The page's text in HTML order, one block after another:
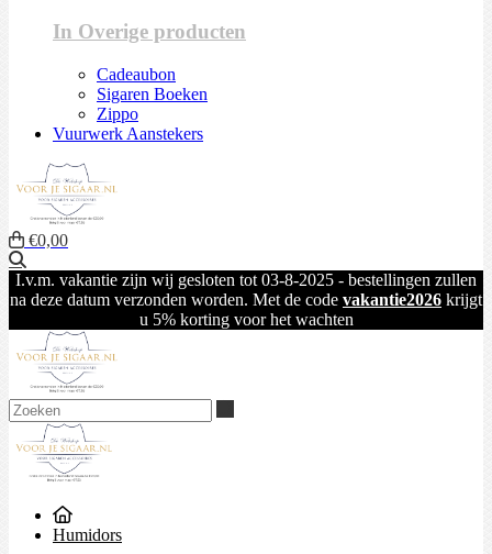
In Overige producten
Cadeaubon
Sigaren Boeken
Zippo
Vuurwerk Aanstekers
€0,00
I.v.m. vakantie zijn wij gesloten tot 03-8-2025 - bestellingen zullen
na deze datum verzonden worden. Met de code vakantie2026 krijgt
u 5% korting voor het wachten
Humidors